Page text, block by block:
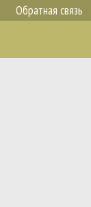
Обратная связь